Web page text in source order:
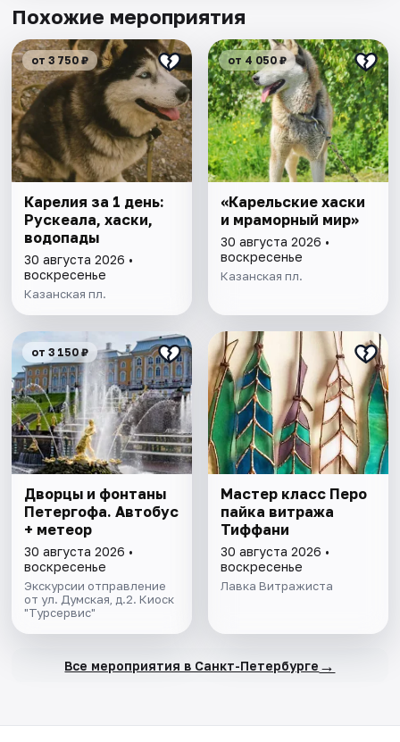
Похожие мероприятия
от 3 750 ₽
Карелия за 1 день:
Рускеала, хаски,
водопады
30 августа 2026 •
воскресенье
Казанская пл.
от 4 050 ₽
«Карельские хаски
и мраморный мир»
30 августа 2026 •
воскресенье
Казанская пл.
от 3 150 ₽
Дворцы и фонтаны
Петергофа. Автобус
+ метеор
30 августа 2026 •
воскресенье
Экскурсии отправление
от ул. Думская, д.2. Киоск
"Турсервис"
Мастер класс Перо
пайка витража
Тиффани
30 августа 2026 •
воскресенье
Лавка Витражиста
Все мероприятия в Санкт-Петербурге →